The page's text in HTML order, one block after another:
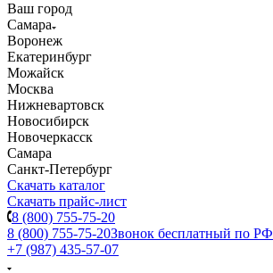
Ваш город
Самара
Воронеж
Екатеринбург
Можайск
Москва
Нижневартовск
Новосибирск
Новочеркасск
Самара
Санкт-Петербург
Скачать каталог
Скачать прайс-лист
8 (800) 755-75-20
8 (800) 755-75-20Звонок бесплатный по РФ
+7 (987) 435-57-07